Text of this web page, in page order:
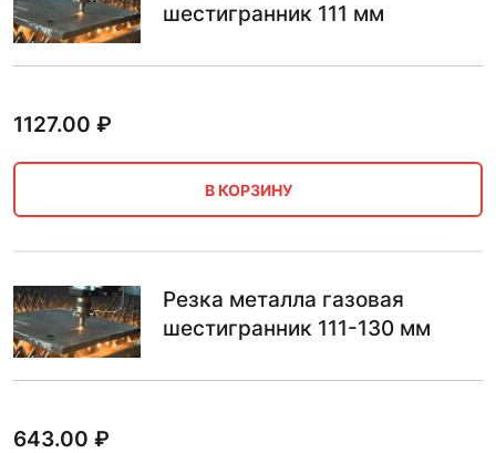
шестигранник 111 мм
1127.00 ₽
В КОРЗИНУ
Резка металла газовая
шестигранник 111-130 мм
643.00 ₽